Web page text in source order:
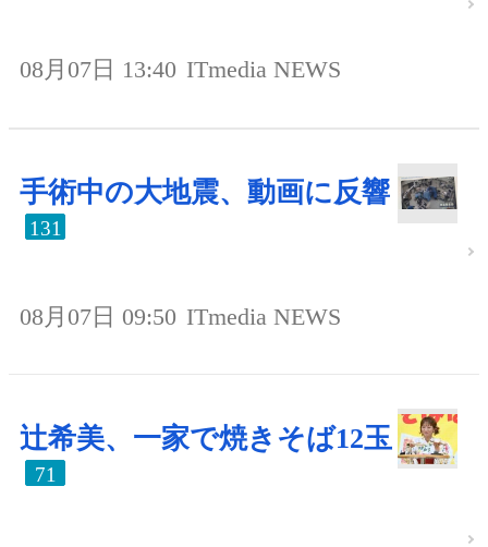
08月07日 13:40 ITmedia NEWS
手術中の大地震、動画に反響
131
08月07日 09:50 ITmedia NEWS
辻希美、一家で焼きそば12玉
71